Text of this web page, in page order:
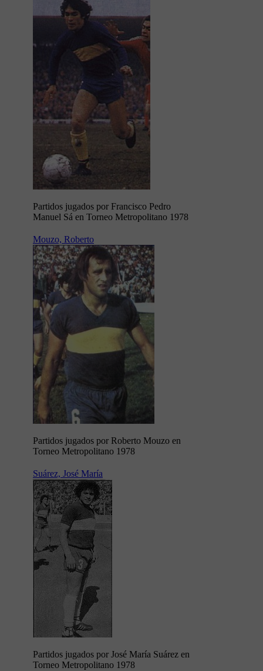
Partidos jugados por Francisco Pedro
Manuel Sá en Torneo Metropolitano 1978
Mouzo, Roberto
Partidos jugados por Roberto Mouzo en
Torneo Metropolitano 1978
Suárez, José María
Partidos jugados por José María Suárez en
Torneo Metropolitano 1978